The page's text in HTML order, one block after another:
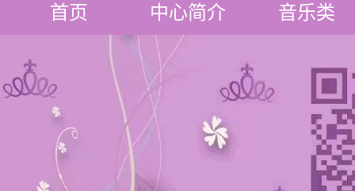
首页 中心简介 音乐类